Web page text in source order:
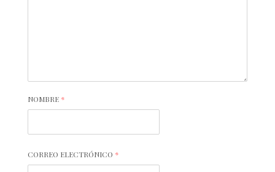
NOMBRE *
CORREO ELECTRÓNICO *